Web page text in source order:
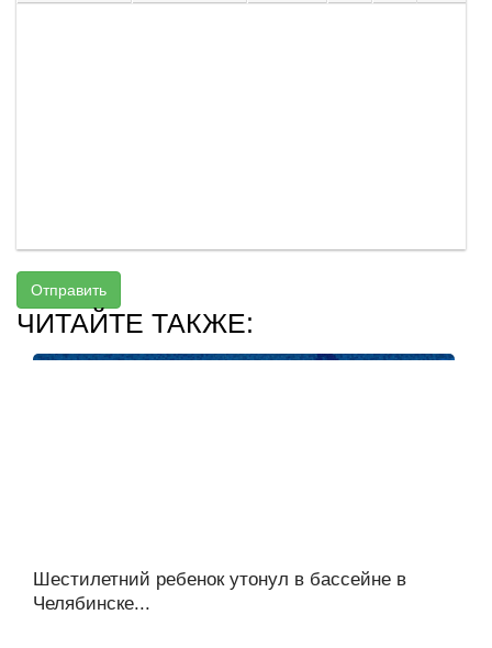
Отправить
ЧИТАЙТЕ ТАКЖЕ:
Шестилетний ребенок утонул в бассейне в
Челябинске...